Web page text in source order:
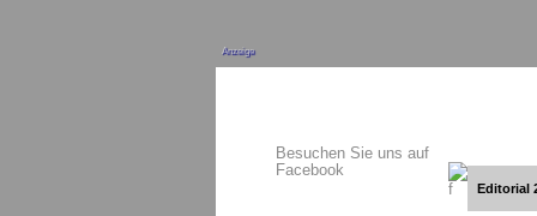
Anzeige
Besuchen Sie uns auf
Facebook
Editorial